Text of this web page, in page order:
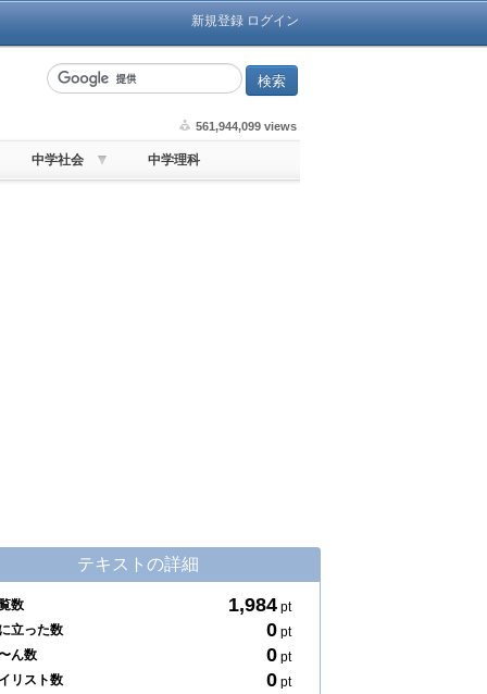
新規登録 ログイン
561,944,099 views
中学社会 中学理科
テキストの詳細
数 1,984 pt
立った数
0 pt
ん数
0 pt
リスト数
0 pt